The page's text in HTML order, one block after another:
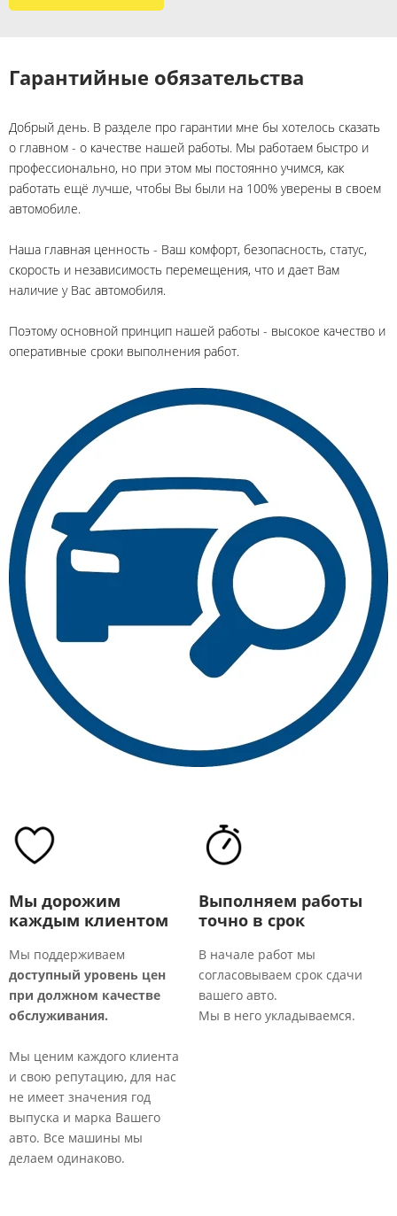
Гарантийные обязательства
Добрый день. В разделе про гарантии мне бы хотелось сказать
о главном - о качестве нашей работы. Мы работаем быстро и
профессионально, но при этом мы постоянно учимся, как
работать ещё лучше, чтобы Вы были на 100% уверены в своем
автомобиле.
Наша главная ценность - Ваш комфорт, безопасность, статус,
скорость и независимость перемещения, что и дает Вам
наличие у Вас автомобиля.
Поэтому основной принцип нашей работы - высокое качество и
оперативные сроки выполнения работ.
Мы дорожим
каждым клиентом
Мы поддерживаем
доступный уровень цен
при должном качестве
обслуживания.
Мы ценим каждого клиента
и свою репутацию, для нас
не имеет значения год
выпуска и марка Вашего
авто. Все машины мы
делаем одинаково.​
Выполняем работы
точно в срок
В начале работ мы
согласовываем срок сдачи
вашего авто.
Мы в него укладываемся.